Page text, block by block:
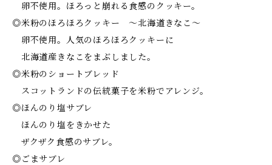
卵不使用。ほろっと崩れる食感のクッキー。
◎米粉のほろほろクッキー ～北海道きなこ～
卵不使用。人気のほろほろクッキーに
北海道産きなこをまぶしました。
◎米粉のショートブレッド
スコットランドの伝統菓子を米粉でアレンジ。
◎ほんのり塩サブレ
ほんのり塩をきかせた
ザクザク食感のサブレ。
◎ごまサブレ